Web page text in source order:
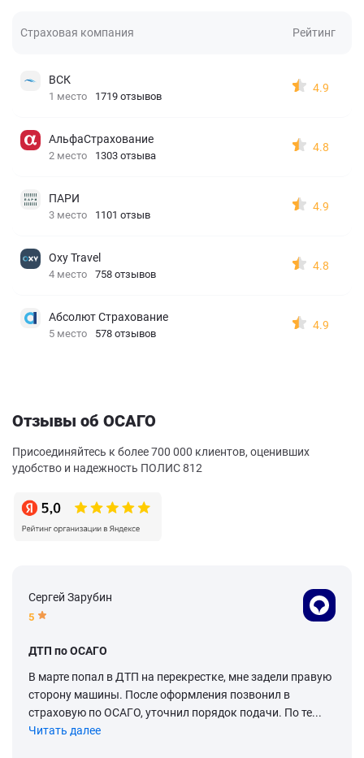
Страховая компания Рейтинг
ВСК
1 место 1719 отзывов
4.9
АльфаСтрахование
2 место 1303 отзыва
4.8
ПАРИ
3 место 1101 отзыв
4.9
Oxy Travel
4 место 758 отзывов
4.8
Абсолют Страхование
5 место 578 отзывов
4.9
Отзывы об ОСАГО
Присоединяйтесь к более 700 000 клиентов, оценивших
удобство и надежность ПОЛИС 812
Сергей Зарубин
5
ДТП по ОСАГО
В марте попал в ДТП на перекрестке, мне задели правую
сторону машины. После оформления позвонил в
страховую по ОСАГО, уточнил порядок подачи. По те...
Читать далее